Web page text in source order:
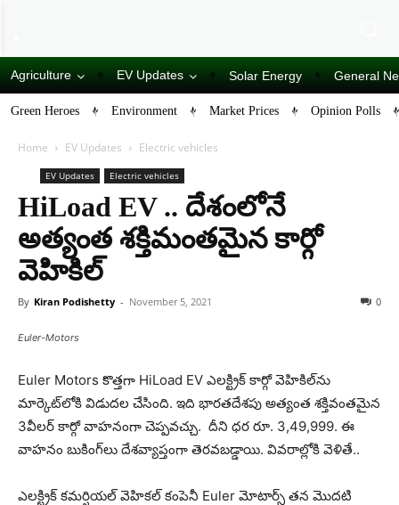
Agriculture EV Updates Solar Energy General
Green Heroes Environment Market Prices Opinion Polls
Home EV Updates Electric vehicles
EV Updates Electric vehicles
HiLoad EV .. దేశంలోనే
అత్యంత శ‌క్తిమంత‌మైన కార్గో
వెహికిల్‌
By Kiran Podishetty - November 5, 2021 0
Euler-Motors
Euler Motors కొత్త‌గా HiLoad EV ఎలక్ట్రిక్ కార్గో వెహికిల్‌ను
మార్కెట్‌లోకి విడుదల చేసింది. ఇది భారతదేశపు అత్యంత శక్తివంతమైన
3వీల‌ర్ కార్గో వాహ‌నంగా చెప్ప‌వ‌చ్చు. దీని ధర రూ. 3,49,999. ఈ
వాహ‌నం బుకింగ్‌లు దేశవ్యాప్తంగా తెరవబడ్డాయి. వివ‌రాల్లోకి వెళితే..
ఎలక్ట్రిక్ కమర్షియల్ వెహికల్ కంపెనీ Euler మోటార్స్ తన మొదటి